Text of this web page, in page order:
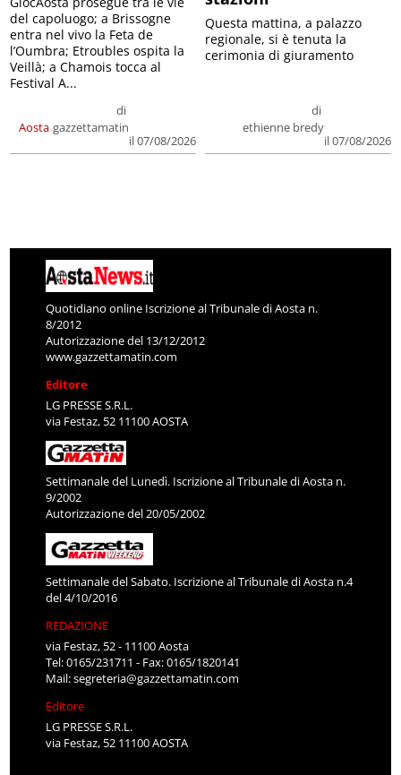
Aosta
di
gazzettamatin
il 07/08/2026
del capoluogo; a Brissogne
entra nel vivo la Feta de
l’Oumbra; Etroubles ospita la
Veillà; a Chamois tocca al
Festival A...
di
ethienne bredy
il 07/08/2026
Questa mattina, a palazzo
regionale, si è tenuta la
cerimonia di giuramento
Quotidiano online Iscrizione al Tribunale di Aosta n.
8/2012
Autorizzazione del 13/12/2012
www.gazzettamatin.com
Editore
LG PRESSE S.R.L.
via Festaz, 52 11100 AOSTA
Settimanale del Lunedì. Iscrizione al Tribunale di Aosta n.
9/2002
Autorizzazione del 20/05/2002
Settimanale del Sabato. Iscrizione al Tribunale di Aosta n.4
del 4/10/2016
REDAZIONE
via Festaz, 52 - 11100 Aosta
Tel: 0165/231711 - Fax: 0165/1820141
Mail:segreteria@gazzettamatin.com
Editore
LG PRESSE S.R.L.
via Festaz, 52 11100 AOSTA